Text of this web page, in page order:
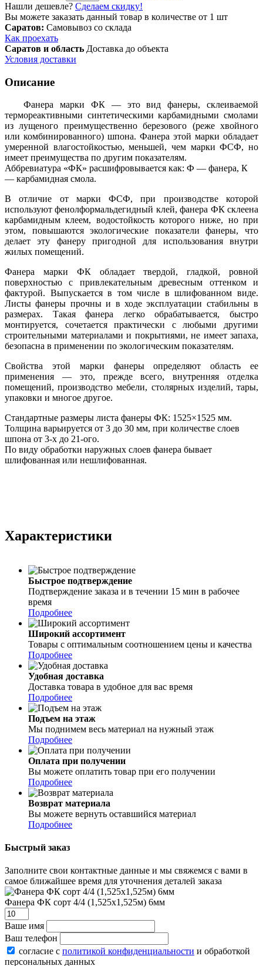
Нашли дешевле? Сделаем скидку!
Вы можете заказать данный товар в количестве от 1 шт
Саратов: Самовывоз со склада
Как проехать
Саратов и область Доставка до объекта
Условия доставки
Описание
Фанера марки ФК — это вид фанеры, склеиваемой
термореактивными синтетическими карбамидными смолами
из лущеного преимущественно березового (реже хвойного
или комбинированного) шпона. Фанера этой марки обладает
умеренной влагостойкостью, меньшей, чем марки ФСФ, но
имеет преимущества по другим показателям.
Аббревиатура «ФК» расшифровывается как: Ф — фанера, К
— карбамидная смола.
В отличие от марки ФСФ, при производстве которой
используют фенолформальдегидный клей, фанера ФК склеена
карбамидным клеем, водостойкость которого ниже, но при
этом, повышаются экологические показатели фанеры, что
делает эту фанеру пригодной для использования внутри
жилых помещений.
Фанера марки ФК обладает твердой, гладкой, ровной
поверхностью с привлекательным древесным оттенком и
фактурой. Выпускается в том числе в шлифованном виде.
Листы фанеры прочны и в ходе эксплуатации стабильны в
размерах. Такая фанера легко обрабатывается, быстро
монтируется, сочетается практически с любыми другими
строительными материалами и покрытиями, не имеет запаха,
безопасна в применении по экологическим показателям.
Свойства этой марки фанеры определяют область ее
применения — это, прежде всего, внутренняя отделка
помещений, производство мебели, столярных изделий, тары,
упаковки и многое другое.
Стандартные размеры листа фанеры ФК: 1525×1525 мм.
Толщина варьируется от 3 до 30 мм, при количестве слоев
шпона от 3-х до 21-ого.
По виду обработки наружных слоев фанера бывает
шлифованная или нешлифованная.
Характеристики
Быстрое подтверждение
Подтверждение заказа и в течении 15 мин в рабочее
время
Подробнее
Широкий ассортимент
Товары с оптимальным соотношением цены и качества
Подробнее
Удобная доставка
Доставка товара в удобное для вас время
Подробнее
Подъем на этаж
Мы поднимем весь материал на нужный этаж
Подробнее
Оплата при получении
Вы можете оплатить товар при его получении
Подробнее
Возврат материала
Вы можете вернуть оставшийся материал
Подробнее
Быстрый заказ
Заполните свои контактные данные и мы свяжемся с вами в
самое ближайшее время для уточнения деталей заказа
Фанера ФК сорт 4/4 (1,525х1,525м) 6мм
Ваше имя
Ваш телефон
согласие с политикой конфиденциальности и обработкой
персональных данных